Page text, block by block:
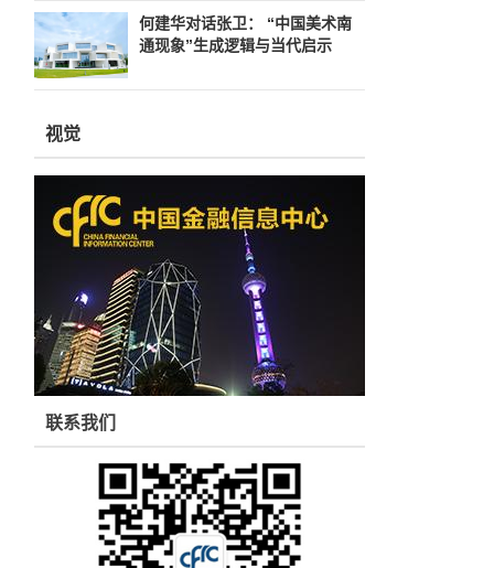
何建华对话张卫： “中国美术南
通现象”生成逻辑与当代启示
视觉
联系我们